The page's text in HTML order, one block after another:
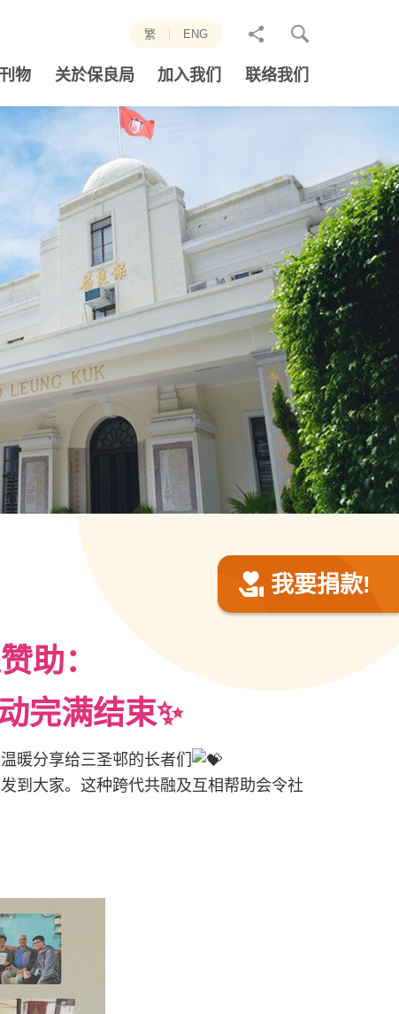
繁 ENG
分
至
物 关於保良局 加入我们 联络我们
我要捐款!
助：
完满结束✨
暖分享给三圣邨的长者们
到大家。这种跨代共融及互相帮助会令社